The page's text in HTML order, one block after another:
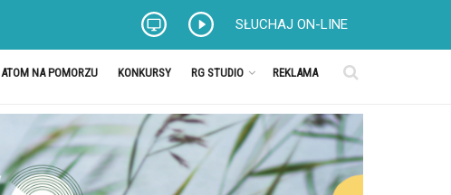
SŁUCHAJ ON-LINE
ATOM NA POMORZU KONKURSY RG STUDIO REKLAMA